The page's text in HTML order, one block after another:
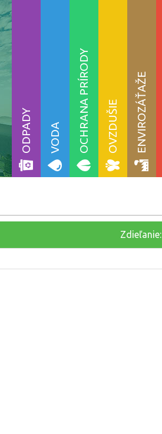
ODPADY VODA OCHRANA PRÍRODY OVZDUŠIE ENVIROZÁŤAŽE
Zdieľanie: